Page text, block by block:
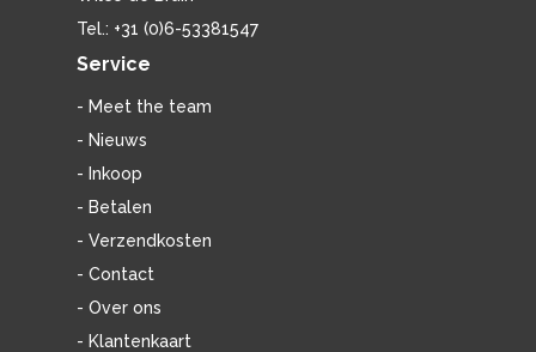
Tel.: +31 (0)6-53381547
Service
- Meet the team
- Nieuws
- Inkoop
- Betalen
- Verzendkosten
- Contact
- Over ons
- Klantenkaart